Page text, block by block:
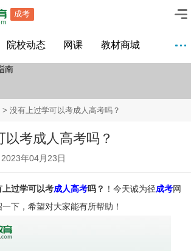
成考
院校动态 网课 教材商城
> 没有上过学可以考成人高考吗？
以考成人高考吗？
年04月23日
上过学可以考成人高考吗？ ！今天诚为径成考网
下，希望对大家能有所帮助！